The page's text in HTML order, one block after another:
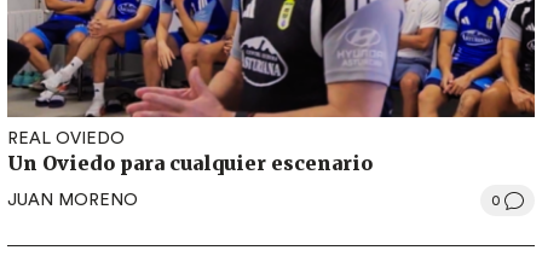
REAL OVIEDO
Un Oviedo para cualquier escenario
JUAN MORENO 0